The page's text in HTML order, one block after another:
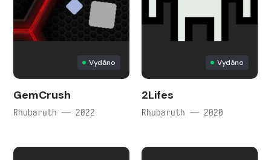
Vydáno
GemCrush
Rhubaruth — 2022
Vydáno
2Lifes
Rhubaruth — 2020